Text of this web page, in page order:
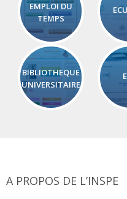
EMPLOI DU
TEMPS
BIBLIOTHEQUE
UNIVERSITAIRE
A PROPOS DE L’INSPE